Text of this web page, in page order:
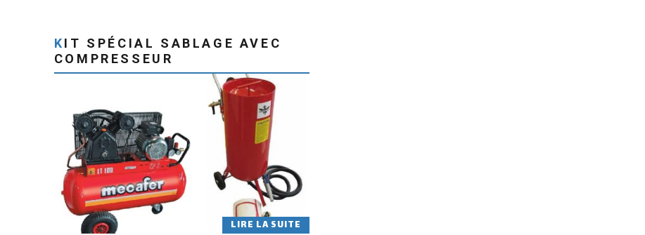
KIT SPÉCIAL SABLAGE AVEC
COMPRESSEUR
LIRE LA SUITE